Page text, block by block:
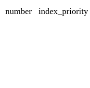
number index_priority